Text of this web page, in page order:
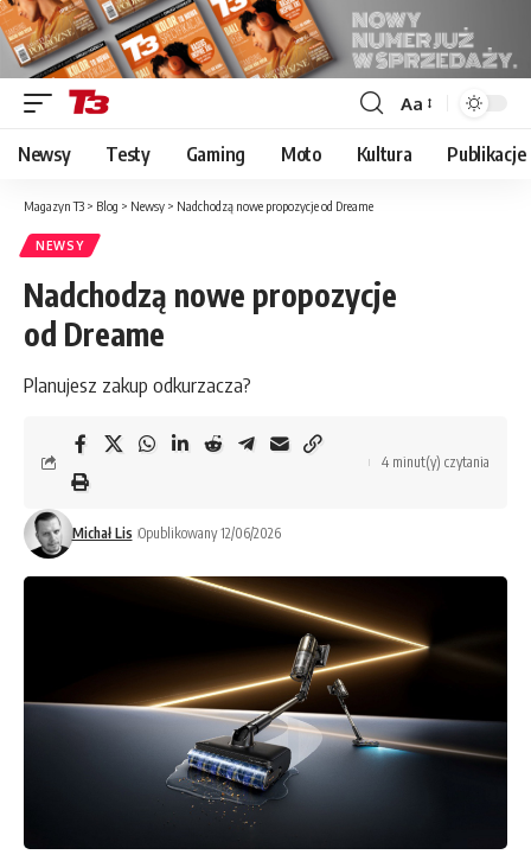
Font
Resizer
Aa
Newsy Testy Gaming Moto Kultura Publikacje
Magazyn T3 > Blog > Newsy > Nadchodzą nowe propozycje od Dreame
NEWSY
Nadchodzą nowe propozycje
od Dreame
Planujesz zakup odkurzacza?
Michał Lis Opublikowany 12/06/2026
4 minut(y) czytania